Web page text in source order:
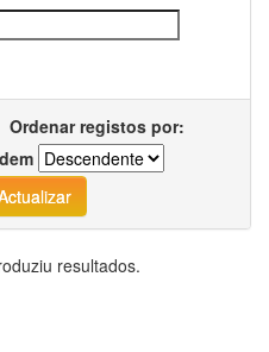
Ordenar registos por:
resultados.